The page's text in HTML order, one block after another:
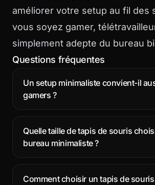
améliorer votre setup au fil des
vous soyez gamer,
simplement adepte du bureau
Questions fréquentes
Un setup minimaliste convient-il
gamers ?
Quelle taille de tapis de souris
bureau minimaliste ?
Comment choisir un tapis de